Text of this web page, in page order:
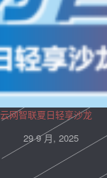
云网智联夏日轻享沙龙
29 9 月, 2025